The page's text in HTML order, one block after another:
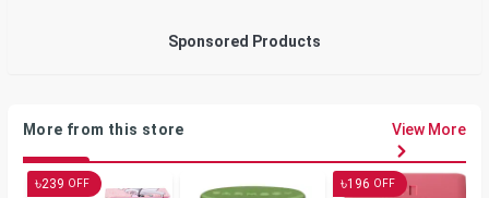
Sponsored Products
More from this store View More
৳239 OFF ৳196 OFF